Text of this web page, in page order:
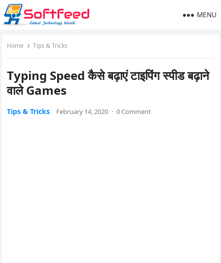
MENU
Home Tips & Tricks
Typing Speed कैसे बढ़ाएं टाइपिंग स्पीड बढ़ाने
वाले Games
Tips & Tricks February 14, 2020 · 0 Comment